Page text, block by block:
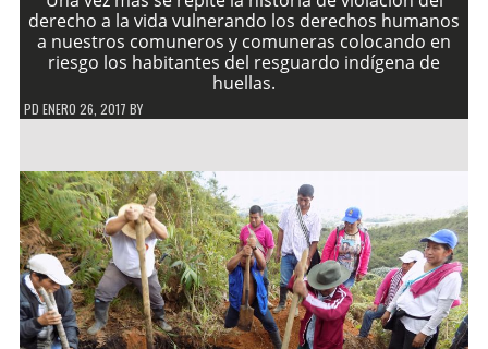
derecho a la vida vulnerando los derechos humanos
a nuestros comuneros y comuneras colocando en
riesgo los habitantes del resguardo indígena de
huellas.
PD ENERO 26, 2017 BY